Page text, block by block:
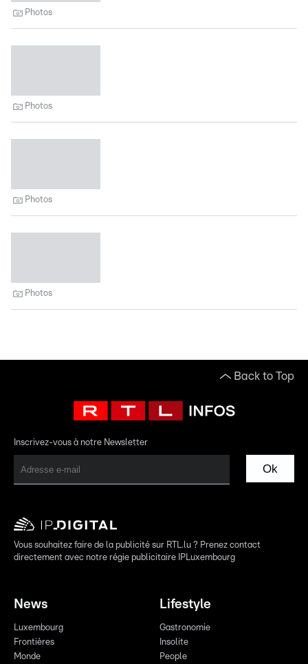
Photos
Photos
Photos
Photos
Back to Top
Inscrivez-vous à notre Newsletter
Ok
Vous souhaitez faire de la publicité sur RTL.lu ? Prenez contact
directement avec notre régie publicitaire IPLuxembourg
News
Luxembourg
Frontières
Monde
Lifestyle
Gastronomie
Insolite
People